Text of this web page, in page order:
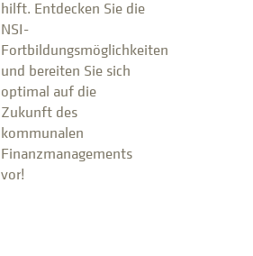
hilft. Entdecken Sie die
NSI-
Fortbildungsmöglichkeiten
und bereiten Sie sich
optimal auf die
Zukunft des
kommunalen
Finanzmanagements
vor!